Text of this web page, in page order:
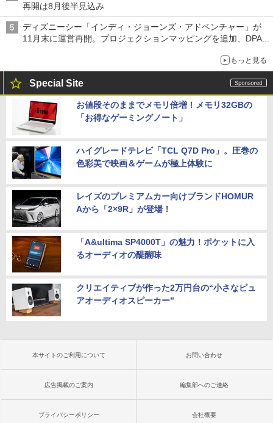
再開は8月後半見込み
ディズニーシー「インディ・ジョーンズ・アドベンチャー」が
11月末に運営再開。プロジェクションマッピングを追加、DPA
もっと見る
Special Site
お値段そのままでメモリ倍増！メモリ32GBの
「お得なゲーミングノート」
ハイグレードテレビ「TCL Q7D Pro」。圧巻の
色彩美で映画＆ゲームが極上体験に
レイズのプレミアムカー向けブランドHOMUR
Aから「2×9R」が登場！
「A&ultima SP4000T」の魅力！ポケットに入
るオーディオの醍醐味
クリエイティブが作った2万円台の“小さなピュ
アオーディオスピーカー”
本サイトのご利用について お問い合わせ
広告掲載のご案内 編集部へのご連絡
プライバシーポリシー 会社概要